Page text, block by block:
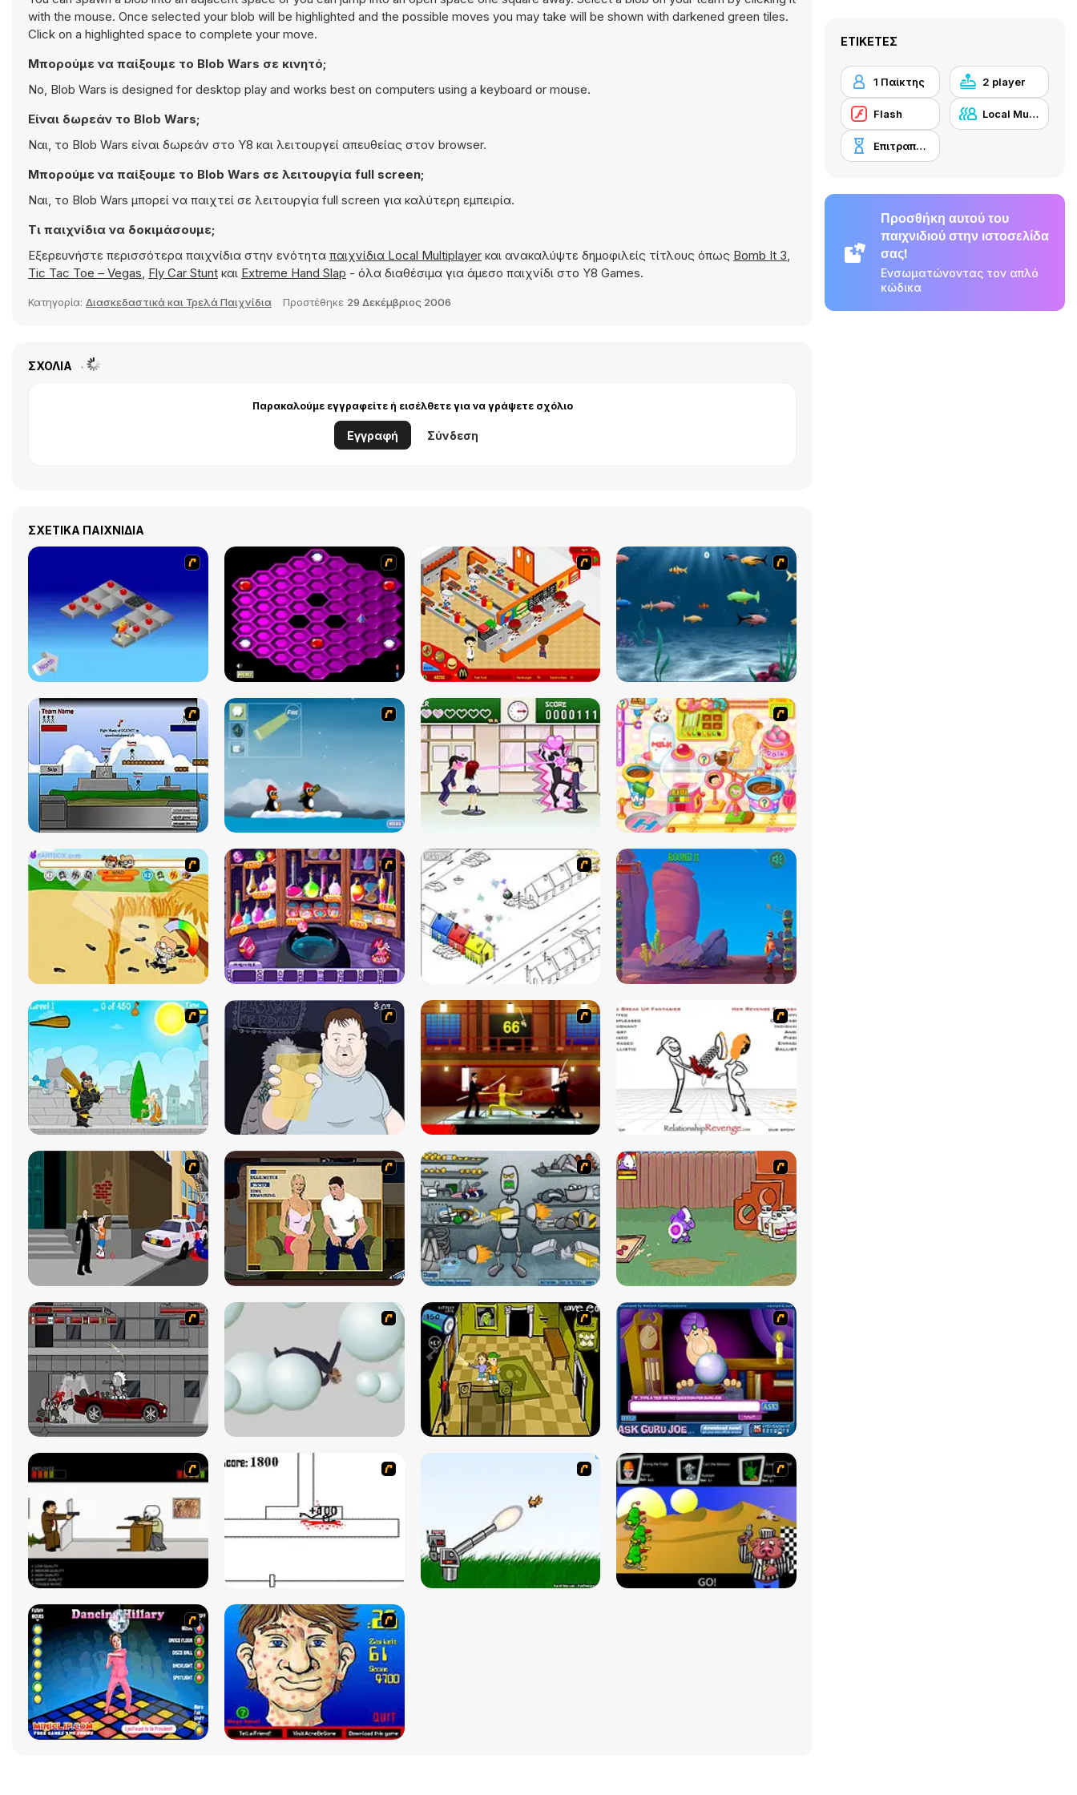
with the mouse. Once selected your blob will be highlighted and the possible moves you may take will be shown with darkened green tiles.
Click on a highlighted space to complete your move.
Μπορούμε να παίξουμε το Blob Wars σε κινητό;
No, Blob Wars is designed for desktop play and works best on computers using a keyboard or mouse.
Είναι δωρεάν το Blob Wars;
Ναι, το Blob Wars είναι δωρεάν στο Y8 και λειτουργεί απευθείας στον browser.
Μπορούμε να παίξουμε το Blob Wars σε λειτουργία full screen;
Ναι, το Blob Wars μπορεί να παιχτεί σε λειτουργία full screen για καλύτερη εμπειρία.
Τι παιχνίδια να δοκιμάσουμε;
Εξερευνήστε περισσότερα παιχνίδια στην ενότητα παιχνίδια Local Multiplayer και ανακαλύψτε δημοφιλείς τίτλους όπως Bomb It 3,
Tic Tac Toe – Vegas, Fly Car Stunt και Extreme Hand Slap - όλα διαθέσιμα για άμεσο παιχνίδι στο Y8 Games.
Κατηγορία: Διασκεδαστικά και Τρελά Παιχνίδια Προστέθηκε 29 Δεκέμβριος 2006
ΣΧΌΛΙΑ
Παρακαλούμε εγγραφείτε ή εισέλθετε για να γράψετε σχόλιο
Εγγραφή Σύνδεση
ΣΧΕΤΙΚΆ ΠΑΙΧΝΊΔΙΑ
ΕΤΙΚΈΤΕΣ
1 Παίκτης 2 player
Flash Local Multiplayer
Επιτραπέζιο
Προσθήκη αυτού του
παιχνιδιού στην ιστοσελίδα
σας!
Ενσωματώνοντας τον απλό
κώδικα